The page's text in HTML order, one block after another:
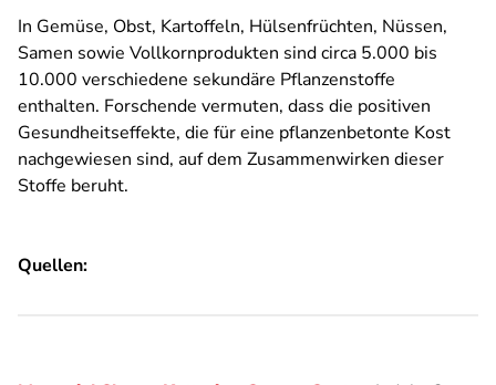
In Gemüse, Obst, Kartoffeln, Hülsenfrüchten, Nüssen,
Samen sowie Vollkornprodukten sind circa 5.000 bis
10.000 verschiedene sekundäre Pflanzenstoffe
enthalten. Forschende vermuten, dass die positiven
Gesundheitseffekte, die für eine pflanzenbetonte Kost
nachgewiesen sind, auf dem Zusammenwirken dieser
Stoffe beruht.
Quellen: